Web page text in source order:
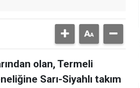
olan, Termeli
Sarı-Siyahlı takım